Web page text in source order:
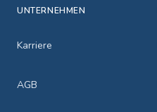
UNTERNEHMEN
Karriere
AGB